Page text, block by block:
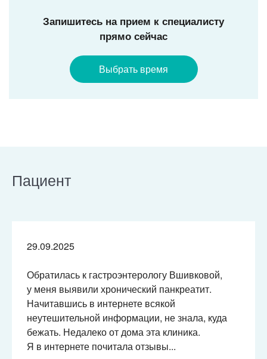
Запишитесь на прием к специалисту
прямо сейчас
Выбрать время
Пациент
29.09.2025
Обратилась к гастроэнтерологу Вшивковой,
у меня выявили хронический панкреатит.
Начитавшись в интернете всякой
неутешительной информации, не знала, куда
бежать. Недалеко от дома эта клиника.
Я в интернете почитала отзывы...